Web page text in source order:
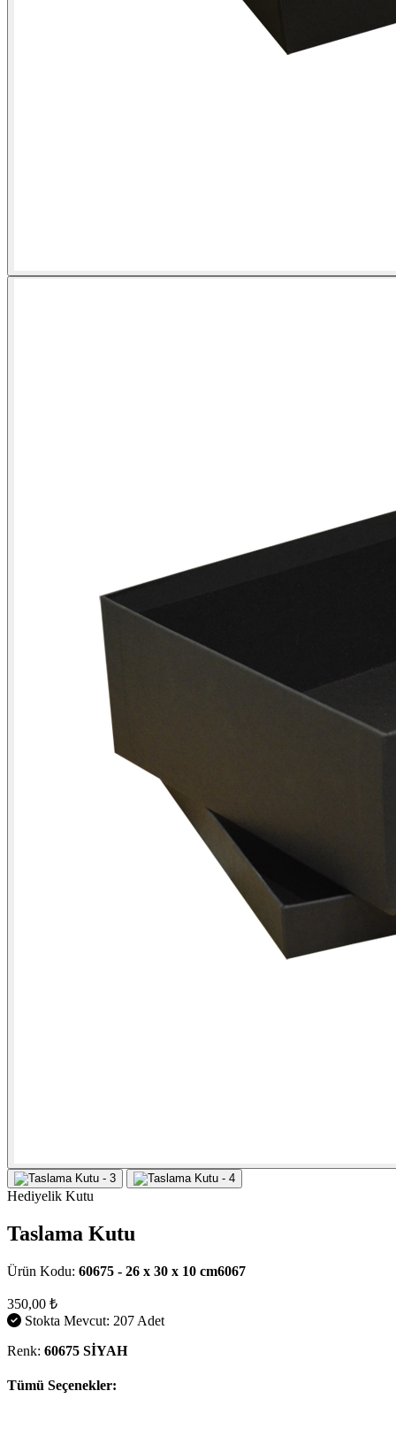
Hediyelik Kutu
Taslama Kutu
Ürün Kodu: 60675 - 26 x 30 x 10 cm6067
350,00 ₺
Stokta Mevcut: 207 Adet
Renk: 60675 SİYAH
Tümü Seçenekler: